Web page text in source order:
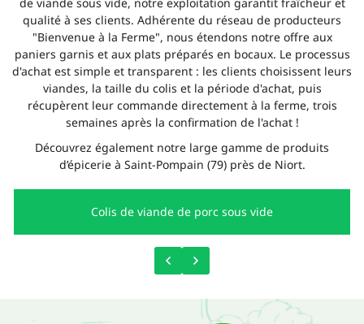
Une
qualité à ses clients. Adhérente du réseau de producteurs
"Bienvenue à la Ferme", nous étendons notre offre aux
paniers garnis et aux plats préparés en bocaux. Le processus
d'achat est simple et transparent : les clients choisissent leurs
viandes, la taille du colis et la période d'achat, puis
récupèrent leur commande directement à la ferme, trois
semaines après la confirmation de l'achat !
Découvrez également notre large gamme de produits
d’épicerie à Saint-Pompain (79) près de Niort.
Colis de viande de porc sous vide